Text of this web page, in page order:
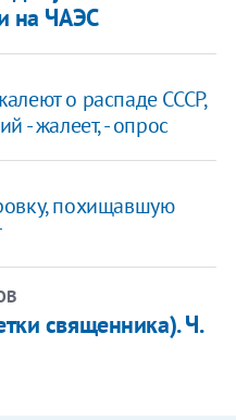
на ЧАЭС
о распаде СССР,
- жалеет, - опрос
похищавшую
священника). Ч.